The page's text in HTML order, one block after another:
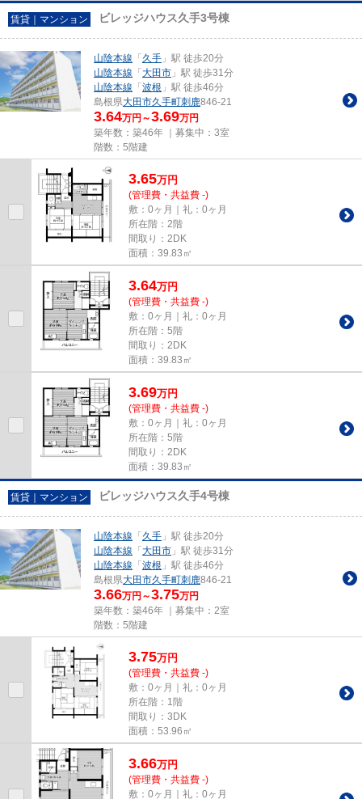
賃貸｜マンション ビレッジハウス久手3号棟
山陰本線 「 久手 」駅 徒歩20分
山陰本線 「 大田市 」駅 徒歩31分
山陰本線 「 波根 」駅 徒歩46分
島根県大田市久手町刺鹿846-21
3.64万円～3.69万円
築年数：築46年 ｜募集中： 3室
階数：5階建
3.65万円
(管理費・共益費 -)
敷：0ヶ月｜礼：0ヶ月
所在階：2階
間取り：2DK
面積：39.83㎡
3.64万円
(管理費・共益費 -)
敷：0ヶ月｜礼：0ヶ月
所在階：5階
間取り：2DK
面積：39.83㎡
3.69万円
(管理費・共益費 -)
敷：0ヶ月｜礼：0ヶ月
所在階：5階
間取り：2DK
面積：39.83㎡
賃貸｜マンション ビレッジハウス久手4号棟
山陰本線 「 久手 」駅 徒歩20分
山陰本線 「 大田市 」駅 徒歩31分
山陰本線 「 波根 」駅 徒歩46分
島根県大田市久手町刺鹿846-21
3.66万円～3.75万円
築年数：築46年 ｜募集中： 2室
階数：5階建
3.75万円
(管理費・共益費 -)
敷：0ヶ月｜礼：0ヶ月
所在階：1階
間取り：3DK
面積：53.96㎡
3.66万円
(管理費・共益費 -)
敷：0ヶ月｜礼：0ヶ月